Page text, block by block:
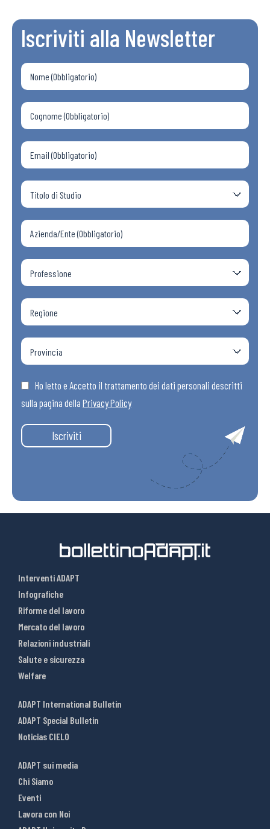
Iscriviti alla Newsletter
Ho letto e Accetto il trattamento dei dati personali descritti
sulla pagina della Privacy Policy
Iscriviti
Interventi ADAPT
Infografiche
Riforme del lavoro
Mercato del lavoro
Relazioni industriali
Salute e sicurezza
Welfare
ADAPT International Bulletin
ADAPT Special Bulletin
Noticias CIELO
ADAPT sui media
Chi Siamo
Eventi
Lavora con Noi